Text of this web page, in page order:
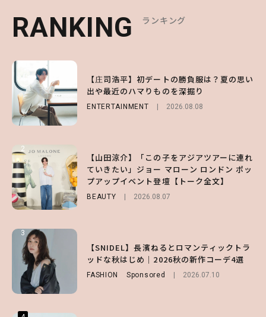
RANKING ランキング
【庄司浩平】初デートの勝負服は？夏の思い
出や最近のハマりものを深掘り
ENTERTAINMENT 2026.08.08
2
【山田涼介】「この子をアジアツアーに連れ
ていきたい」ジョー マローン ロンドン ポッ
プアップイベント登壇【トーク全文】
BEAUTY 2026.08.07
3
【SNIDEL】長濱ねるとロマンティックトラ
ッドな秋はじめ｜2026秋の新作コーデ4選
FASHION Sponsored 2026.07.10
RANKING ランキング
【大原優乃】夏メイクはプレイフルに！ドキ
ッとしちゃう色っぽ“うるみ目”のつくり方
BEAUTY 2026.08.01
2
【森香澄】理想のスタイルはどう作る？体型
キープの秘訣や夏の過ごし方など独占インタ
ビュー！
ENTERTAINMENT 2026.07.31
3
【ハローキティ】がスシローと初コラボ♡
第1弾の気になるメニュー＆限定グッズを総
チェック！
2026.07.31
RANKING ランキング
【SNIDEL】長濱ねるとロマンティックトラ
ッドな秋はじめ｜2026秋の新作コーデ4選
FASHION Sponsored 2026.07.10
2
【付録】総柄ハローキティが可愛すぎ♡ 紀
ノ国屋コラボの“優秀保冷バッグ”は夏の強
い味方！【オトナミューズ9月号増刊】
FUROKU 2026.07.12
3
【谷まりあ】夏は“シアースカート”でさり
げなく肌見せ！透け感のニュアンスを楽しめ
るマストハブアイテム4選